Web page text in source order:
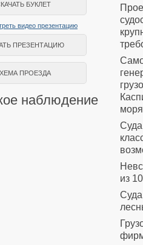
БУКЛЕТ
ПРЕЗЕНТАЦИЮ
ПРОЕЗДА
наблюдение
из